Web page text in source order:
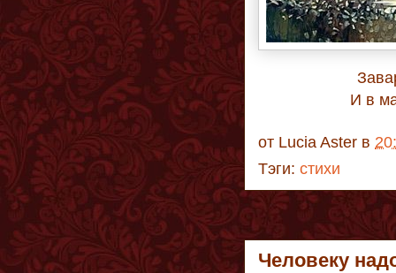
И в
от Lucia Aster в
Тэги: стихи
Человеку